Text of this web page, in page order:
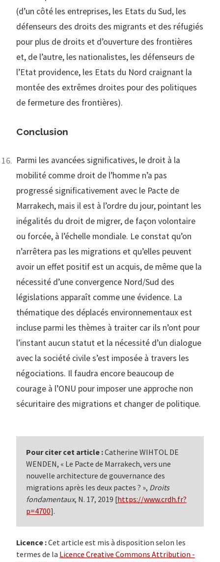
(d’un côté les entreprises, les Etats du Sud, les
défenseurs des droits des migrants et des réfugiés
pour plus de droits et d’ouverture des frontières
et, de l’autre, les nationalistes, les défenseurs de
l’Etat providence, les Etats du Nord craignant la
montée des extrêmes droites pour des politiques
de fermeture des frontières).
Conclusion
Parmi les avancées significatives, le droit à la
mobilité comme droit de l’homme n’a pas
progressé significativement avec le Pacte de
Marrakech, mais il est à l’ordre du jour, pointant les
inégalités du droit de migrer, de façon volontaire
ou forcée, à l’échelle mondiale. Le constat qu’on
n’arrêtera pas les migrations et qu’elles peuvent
avoir un effet positif est un acquis, de même que la
nécessité d’une convergence Nord/Sud des
législations apparaît comme une évidence. La
thématique des déplacés environnementaux est
incluse parmi les thèmes à traiter car ils n’ont pour
l’instant aucun statut et la nécessité d’un dialogue
avec la société civile s’est imposée à travers les
négociations. Il faudra encore beaucoup de
courage à l’ONU pour imposer une approche non
sécuritaire des migrations et changer de politique.
Pour citer cet article :Catherine WIHTOL DE
WENDEN, « Le Pacte de Marrakech, vers une
nouvelle architecture de gouvernance des
migrations après les deux pactes ? », Droits
fondamentaux, N. 17, 2019 [https://www.crdh.fr?
p=4700].
Licence :Cet article est mis à disposition selon les
termes de la Licence Creative Commons Attribution -